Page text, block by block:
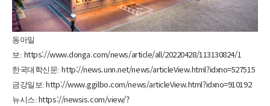
동아일
보: https://www.donga.com/news/article/all/20220428/113130824/1
한국대학신문: http://news.unn.net/news/articleView.html?idxno=527515
금강일보: http://www.ggilbo.com/news/articleView.html?idxno=910192
뉴시스: https://newsis.com/view/?